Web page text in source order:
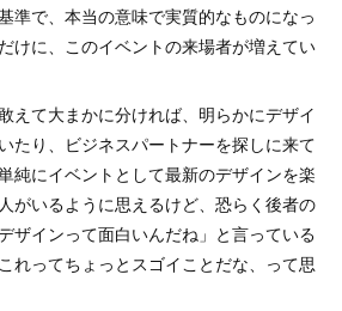
準で、本当の意味で実質的なものになっ
けに、このイベントの来場者が増えてい
えて大まかに分ければ、明らかにデザイ
たり、ビジネスパートナーを探しに来て
純にイベントとして最新のデザインを楽
がいるように思えるけど、恐らく後者の
ザインって面白いんだね」と言っている
れってちょっとスゴイことだな、って思